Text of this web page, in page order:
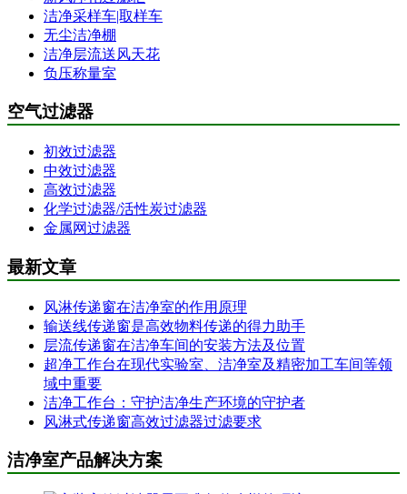
洁净采样车|取样车
无尘洁净棚
洁净层流送风天花
负压称量室
空气过滤器
初效过滤器
中效过滤器
高效过滤器
化学过滤器/活性炭过滤器
金属网过滤器
最新文章
风淋传递窗在洁净室的作用原理
输送线传递窗是高效物料传递的得力助手
层流传递窗在洁净车间的安装方法及位置
超净工作台在现代实验室、洁净室及精密加工车间等领
域中重要
洁净工作台：守护洁净生产环境的守护者
风淋式传递窗高效过滤器过滤要求
洁净室产品解决方案